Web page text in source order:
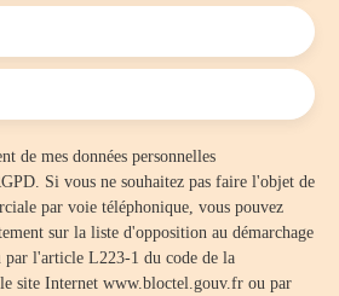
de mes données personnelles
Si vous ne souhaitez pas faire l'objet de
par voie téléphonique, vous pouvez
sur la liste d'opposition au démarchage
par l'article L223-1 du code de la
site Internet www.bloctel.gouv.fr ou par